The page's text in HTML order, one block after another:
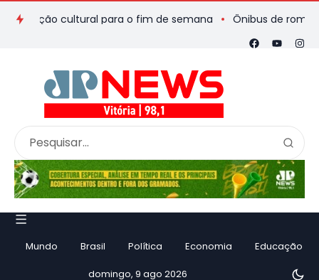
cultural para o fim de semana Ônibus de romeiros que
Mundo Brasil Política Economia Educação
domingo, 9 ago 2026